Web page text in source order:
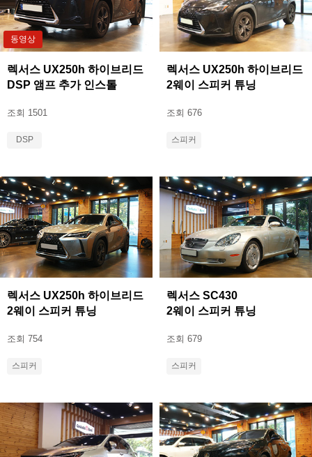
동영상
렉서스 UX250h 하이브리드
DSP 앰프 추가 인스톨
조회 1501
DSP
렉서스 UX250h 하이브리드
2웨이 스피커 튜닝
조회 676
스피커
렉서스 UX250h 하이브리드
2웨이 스피커 튜닝
조회 754
스피커
렉서스 SC430
2웨이 스피커 튜닝
조회 679
스피커